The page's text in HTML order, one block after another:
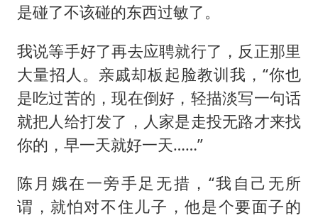
是碰了不该碰的东西过敏了。
我说等手好了再去应聘就行了，反正那里
大量招人。亲戚却板起脸教训我，“你也
是吃过苦的，现在倒好，轻描淡写一句话
就把人给打发了，人家是走投无路才来找
你的，早一天就好一天……”
陈月娥在一旁手足无措，“我自己无所
谓，就怕对不住儿子，他是个要面子的